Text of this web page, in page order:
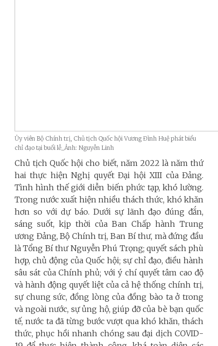
Ủy viên Bộ Chính trị, Chủ tịch Quốc hội Vương Đình Huệ phát biểu
chỉ đạo tại buổi lễ_Ảnh: Nguyễn Linh
Chủ tịch Quốc hội cho biết, năm 2022 là năm thứ
hai thực hiện Nghị quyết Đại hội XIII của Đảng.
Tình hình thế giới diễn biến phức tạp, khó lường.
Trong nước xuất hiện nhiều thách thức, khó khăn
hơn so với dự báo. Dưới sự lãnh đạo đúng đắn,
sáng suốt, kịp thời của Ban Chấp hành Trung
ương Đảng, Bộ Chính trị, Ban Bí thư, mà đứng đầu
là Tổng Bí thư Nguyễn Phú Trọng; quyết sách phù
hợp, chủ động của Quốc hội; sự chỉ đạo, điều hành
sâu sát của Chính phủ; với ý chí quyết tâm cao độ
và hành động quyết liệt của cả hệ thống chính trị,
sự chung sức, đồng lòng của đồng bào ta ở trong
và ngoài nước, sự ủng hộ, giúp đỡ của bè bạn quốc
tế, nước ta đã từng bước vượt qua khó khăn, thách
thức, phục hồi nhanh chóng sau đại dịch COVID-